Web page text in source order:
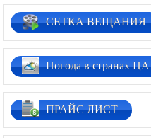
СЕТКА ВЕЩАНИЯ
Погода в странах ЦА
ПРАЙС ЛИСТ